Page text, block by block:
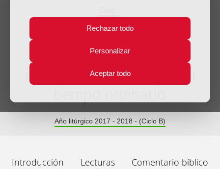
Rechazar todo
Personalizar
Aceptar todo
4
Nov
Homilía XXXI Domingo del
Año litúrgico 2017 - 2018 - (Ciclo B)
Introducción Lecturas Comentario bíblico